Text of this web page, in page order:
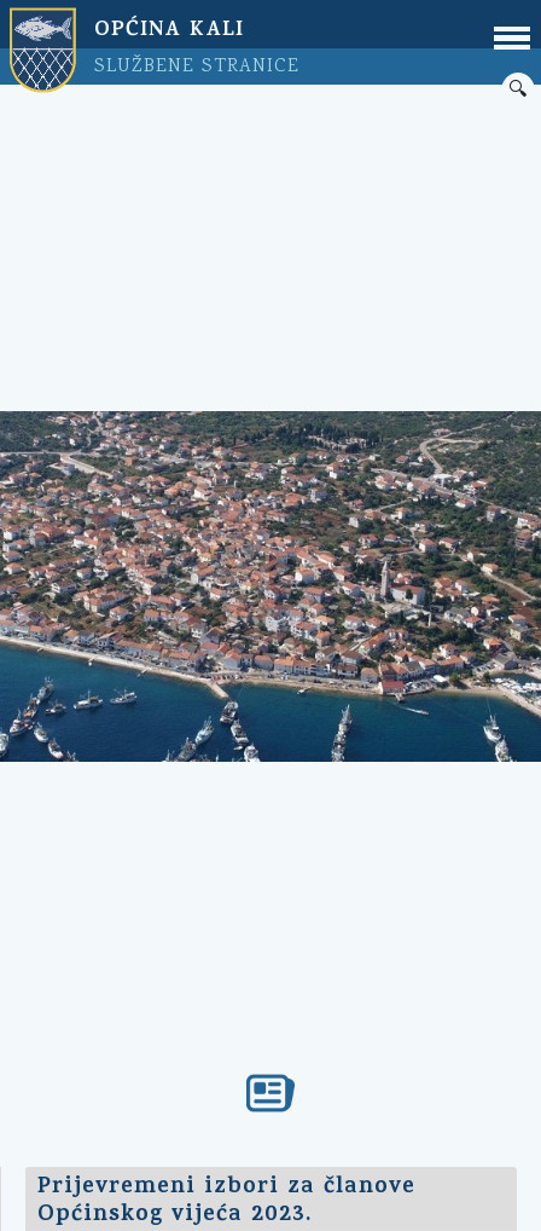
OPĆINA KALI
SLUŽBENE STRANICE
🔍
Prijevremeni izbori za članove
Općinskog vijeća 2023.